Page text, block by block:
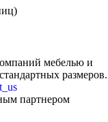
мебелью и
размеров.
партнером